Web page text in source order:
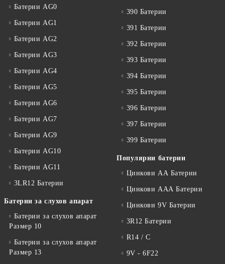
Батерии AG0
Батерии AG1
Батерии AG2
Батерии AG3
Батерии AG4
Батерии AG5
Батерии AG6
Батерии AG7
Батерии AG9
Батерии AG10
Батерии AG11
3LR12 Батерии
Батерии за слухов апарат
Батерии за слухов апарат
Размер 10
Батерии за слухов апарат
Размер 13
390 Батерии
391 Батерии
392 Батерии
393 Батерии
394 Батерии
395 Батерии
396 Батерии
397 Батерии
399 Батерии
Популярни батерии
Цинкови АА Батерии
Цинкови ААА Батерии
Цинкови 9V Батерии
3R12 Батерии
R14 / C
9V - 6F22